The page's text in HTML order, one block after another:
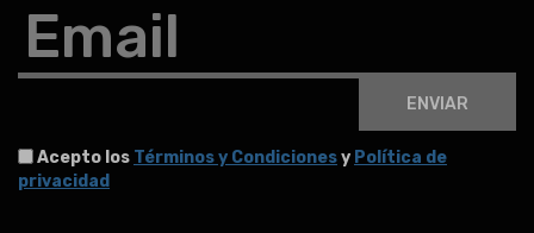
Email
ENVIAR
Acepto los Términos y Condicionesy Política de
privacidad